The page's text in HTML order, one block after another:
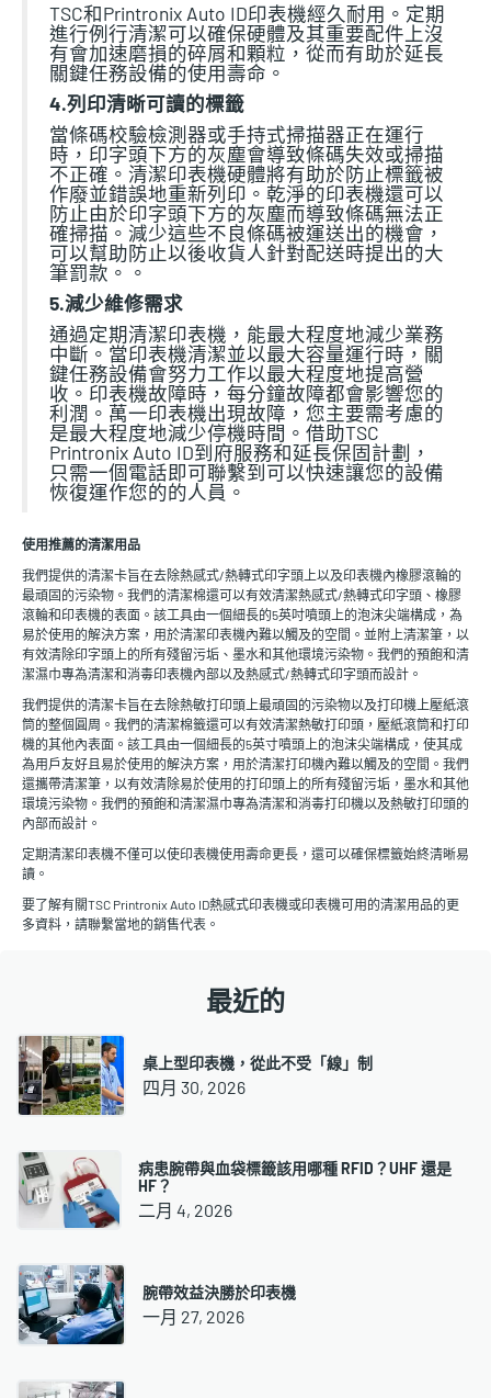
TSC和Printronix Auto ID印表機經久耐用。定期
進行例行清潔可以確保硬體及其重要配件上沒
有會加速磨損的碎屑和顆粒，從而有助於延長
關鍵任務設備的使用壽命。
4.列印清晰可讀的標籤
當條碼校驗檢測器或手持式掃描器正在運行
時，印字頭下方的灰塵會導致條碼失效或掃描
不正確。清潔印表機硬體將有助於防止標籤被
作廢並錯誤地重新列印。乾淨的印表機還可以
防止由於印字頭下方的灰塵而導致條碼無法正
確掃描。減少這些不良條碼被運送出的機會，
可以幫助防止以後收貨人針對配送時提出的大
筆罰款。。
5.減少維修需求
通過定期清潔印表機，能最大程度地減少業務
中斷。當印表機清潔並以最大容量運行時，關
鍵任務設備會努力工作以最大程度地提高營
收。印表機故障時，每分鐘故障都會影響您的
利潤。萬一印表機出現故障，您主要需考慮的
是最大程度地減少停機時間。借助TSC
Printronix Auto ID到府服務和延長保固計劃，
只需一個電話即可聯繫到可以快速讓您的設備
恢復運作您的的人員。
使用推薦的清潔用品
我們提供的清潔卡旨在去除熱感式/熱轉式印字頭上以及印表機內橡膠滾輪的
最頑固的污染物。我們的清潔棉還可以有效清潔熱感式/熱轉式印字頭、橡膠
滾輪和印表機的表面。該工具由一個細長的5英吋噴頭上的泡沫尖端構成，為
易於使用的解決方案，用於清潔印表機內難以觸及的空間。並附上清潔筆，以
有效清除印字頭上的所有殘留污垢、墨水和其他環境污染物。我們的預飽和清
潔濕巾專為清潔和消毒印表機內部以及熱感式/熱轉式印字頭而設計。
我們提供的清潔卡旨在去除熱敏打印頭上最頑固的污染物以及打印機上壓紙滾
筒的整個圓周。我們的清潔棉籤還可以有效清潔熱敏打印頭，壓紙滾筒和打印
機的其他內表面。該工具由一個細長的5英寸噴頭上的泡沫尖端構成，使其成
為用戶友好且易於使用的解決方案，用於清潔打印機內難以觸及的空間。我們
還攜帶清潔筆，以有效清除易於使用的打印頭上的所有殘留污垢，墨水和其他
環境污染物。我們的預飽和清潔濕巾專為清潔和消毒打印機以及熱敏打印頭的
內部而設計。
定期清潔印表機不僅可以使印表機使用壽命更長，還可以確保標籤始終清晰易
讀。
要了解有關TSC Printronix Auto ID熱感式印表機或印表機可用的清潔用品的更
多資料，請聯繫當地的銷售代表。
最近的
桌上型印表機，從此不受「線」制
四月 30, 2026
病患腕帶與血袋標籤該用哪種 RFID？UHF 還是
HF？
二月 4, 2026
腕帶效益決勝於印表機
一月 27, 2026